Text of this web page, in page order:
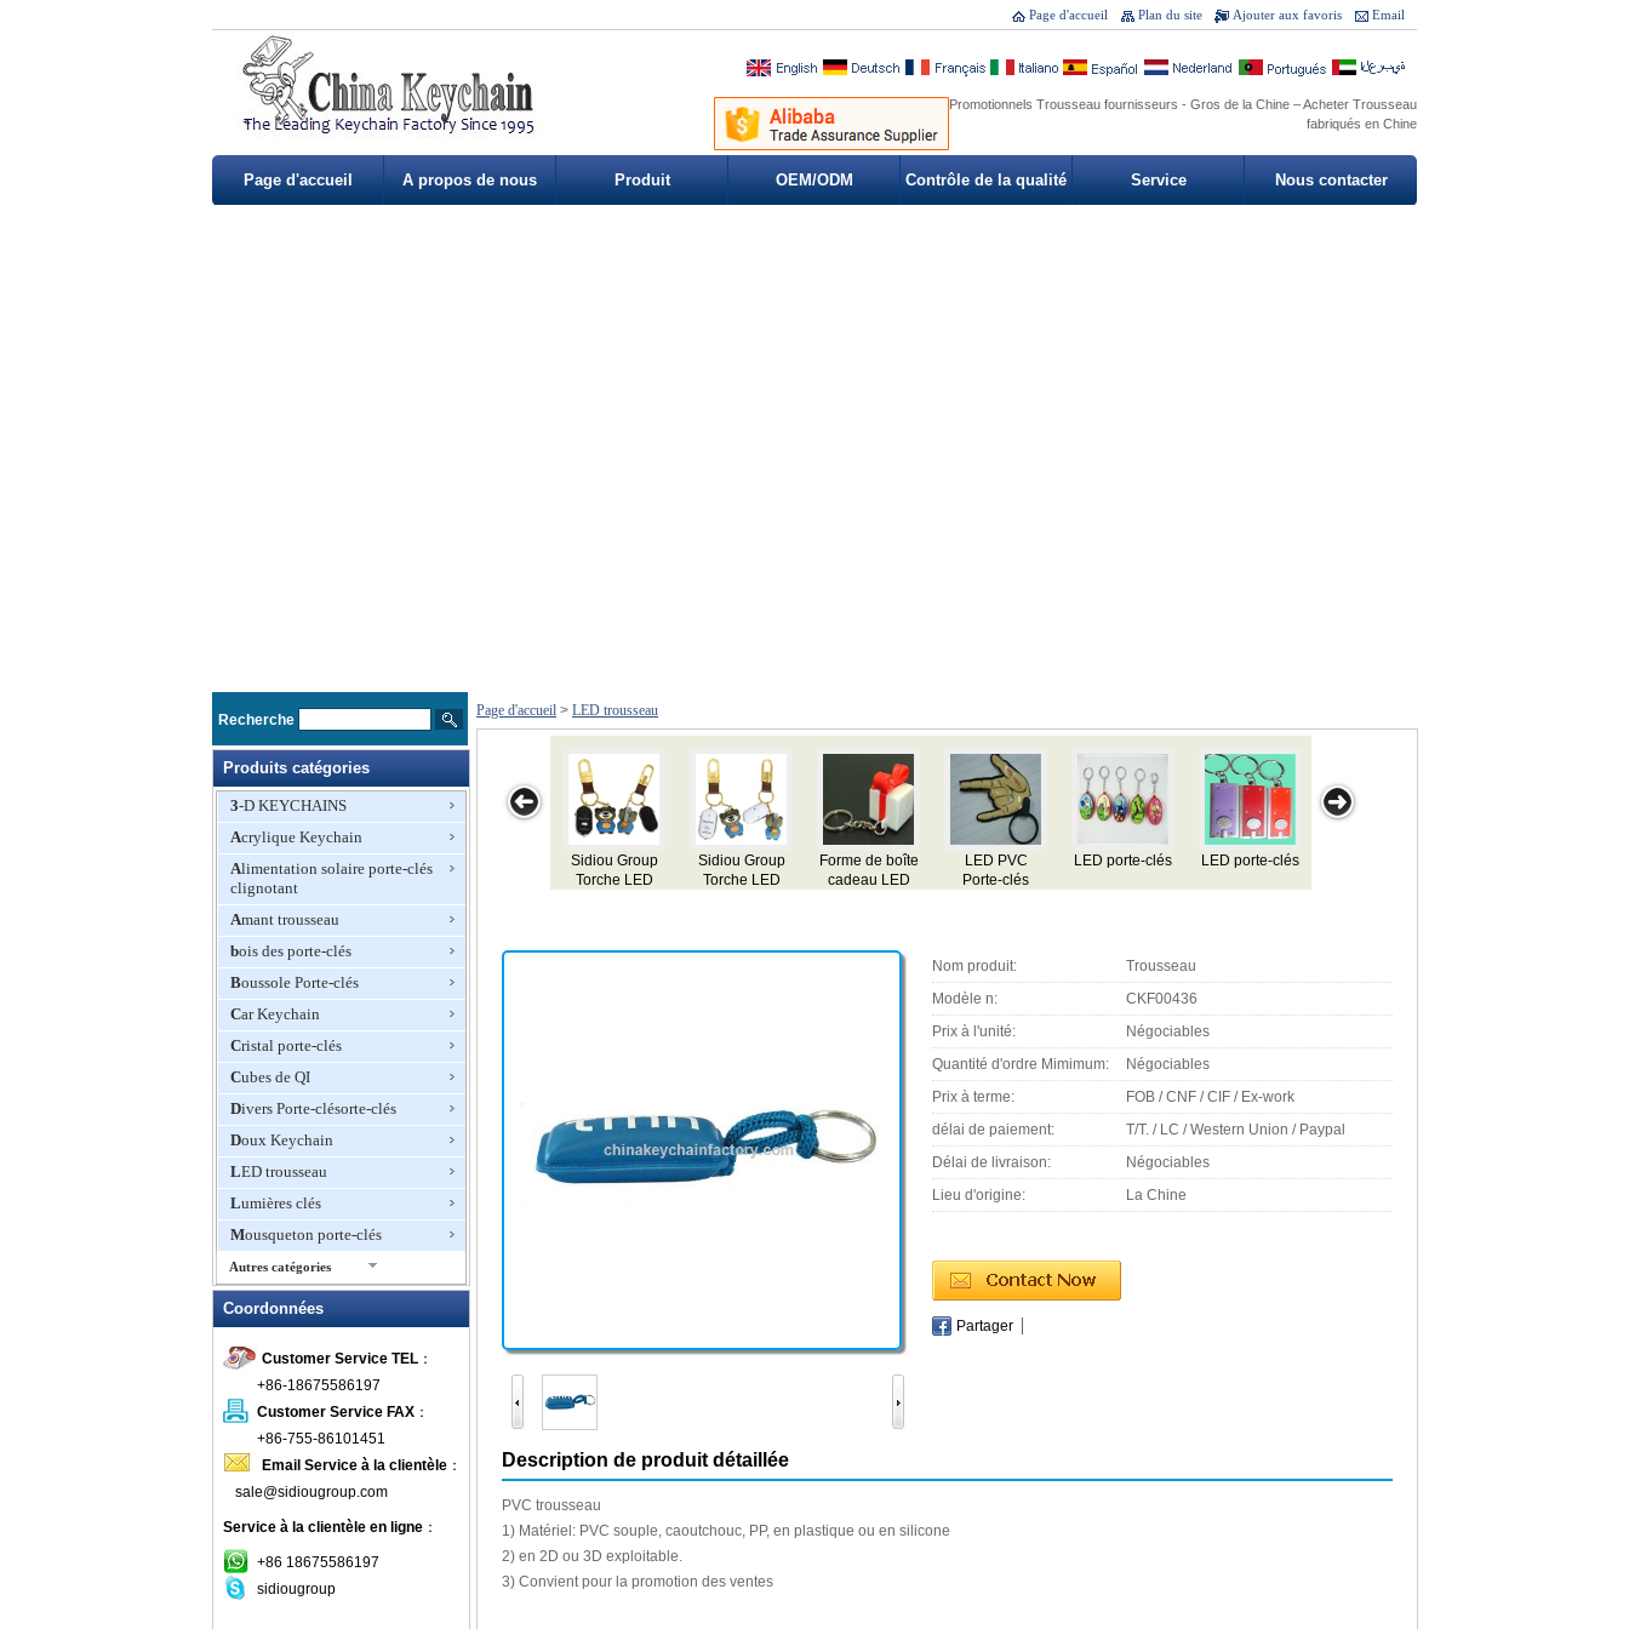
Email
Ajouter aux favoris
Plan du site
Page d'accueil
Promotionnels Trousseau fournisseurs - Gros de la Chine – Acheter Trousseau
fabriqués en Chine
Page d'accueil A propos de nous Produit OEM/ODM Contrôle de la qualité Service Nous contacter
Recherche
Produits catégories
3-D KEYCHAINS
Acrylique Keychain
Alimentation solaire porte-clés
clignotant
Amant trousseau
bois des porte-clés
Boussole Porte-clés
Car Keychain
Cristal porte-clés
Cubes de QI
Divers Porte-clésorte-clés
Doux Keychain
LED trousseau
Lumières clés
Mousqueton porte-clés
Autres catégories
Multi-Function-clés
Pointeur laser Porte-clés
PORTE-CABLE
porte-clés de nouveauté
Porte-clés décapsuleur
Porte-clés Disney
Porte-clés du jeu
porte-clés en cuir
Porte-clés en métal
porte-clés en plastique
Coordonnées
Customer Service TEL ：
+86-18675586197
Customer Service FAX ：
+86-755-86101451
Email Service à la clientèle ：
sale@sidiougroup.com
Service à la clientèle en ligne ：
+86 18675586197
sidiougroup
Page d'accueil > LED trousseau
Forme de boîte
cadeau LED
LED PVC
LED porte-clés LED porte-clés
LED Lumière
Keychain avec
Porte Lumière
LED porte-clés,
mini torche
Trousseau
Lumière
Nom produit:
Trousseau
Modèle n:
CKF00436
Prix à l'unité:
Négociables
Quantité d'ordre Mimimum:
Négociables
Prix à terme:
FOB / CNF / CIF / Ex-work
délai de paiement:
T/T. / LC / Western Union / Paypal
Délai de livraison:
Négociables
Lieu d'origine:
La Chine
Partager
Description de produit détaillée
PVC trousseau
1) Matériel: PVC souple, caoutchouc, PP, en plastique ou en silicone
2) en 2D ou 3D exploitable.
3) Convient pour la promotion des ventes